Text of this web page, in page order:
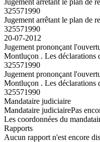
325571990
Jugement arrêtant le plan de
325571990
20-07-2012
Jugement prononçant
Montluçon . Les déclarations
325571990
Jugement prononçant
Montluçon . Les déclarations
325571990
Mandataire judiciaire
Mandataire judiciairePas
Les coordonnées du
Rapports
Aucun rapport n'est encore